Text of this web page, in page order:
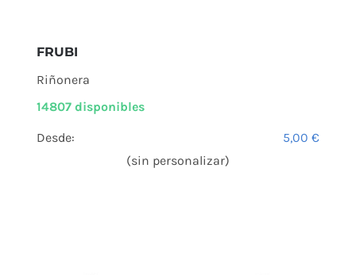
FRUBI
Riñonera
14807 disponibles
Desde: 5,00€
(sin personalizar)